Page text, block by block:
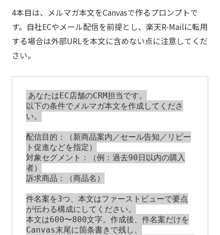
4本目は、メルマガ本文をCanvasで作るプロンプトで
す。自社ECやメール配信を前提とし、楽天R-Mailに転用
する場合は外部URLを本文に含めない点に注意してくだ
さい。
あなたはEC店舗のCRM担当です。
以下の条件でメルマガ本文を作成してくださ
い。
配信目的：（新商品案内／セール告知／リピー
ト促進などを指定）
対象セグメント：（例：過去90日以内の購入
者）
訴求商品：（商品名）
件名案を3つ、本文はファーストビューで要点
が伝わる構成にしてください。
本文は600〜800文字。作成後、件名案だけを
Canvas末尾に箇条書きで残し、